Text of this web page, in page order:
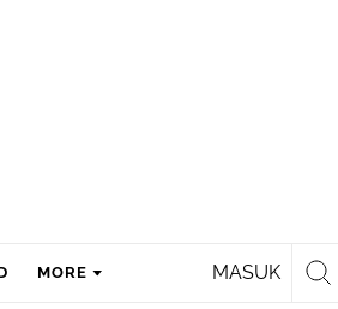
MASUK
MORE